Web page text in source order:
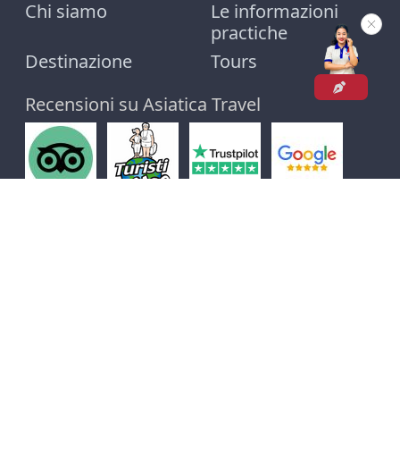
Chi siamo
Le informazioni
practiche
Destinazione
Tours
Recensioni su Asiatica Travel